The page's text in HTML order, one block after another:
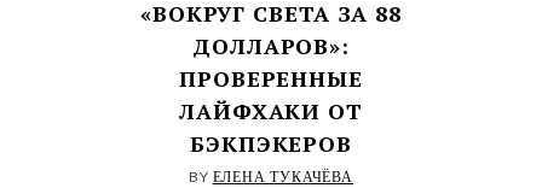
«ВОКРУГ СВЕТА ЗА 88
ДОЛЛАРОВ»:
ПРОВЕРЕННЫЕ
ЛАЙФХАКИ ОТ
БЭКПЭКЕРОВ
BY ЕЛЕНА ТУКАЧЁВА